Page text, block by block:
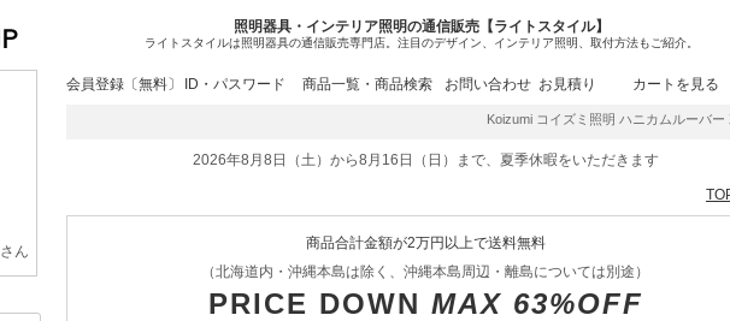
照明器具・インテリア照明の通信販売【ライトスタイル】
ライトスタイルは照明器具の通信販売専門店。注目のデザイン、インテリア照明、取付方法もご紹介。
さん
会員登録〔無料〕 ID・パスワード 商品一覧・商品検索 お問い合わせ お見積り カートを見る
Koizumi コイズミ照明 ハニカムルーバー
2026年8月8日（土）から8月16日（日）まで、夏季休暇をいただきます
商品合計金額が2万円以上で送料無料
（北海道内・沖縄本島は除く、沖縄本島周辺・離島については別途）
PRICE DOWN MAX 63%OFF